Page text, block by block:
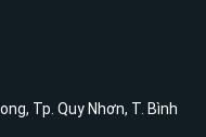
Tp. Quy Nhơn, T. Bình